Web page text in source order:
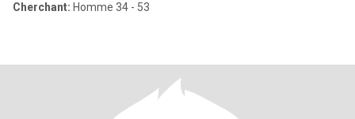
Cherchant: Homme 34 - 53